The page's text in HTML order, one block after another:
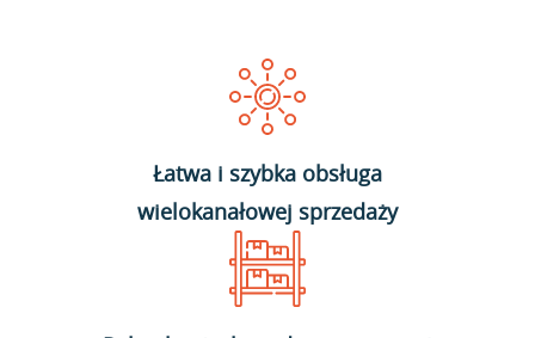
Łatwa i szybka obsługa
wielokanałowej sprzedaży